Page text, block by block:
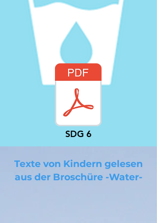
SDG 6
Texte von Kindern gelesen
aus der Broschüre -Water-